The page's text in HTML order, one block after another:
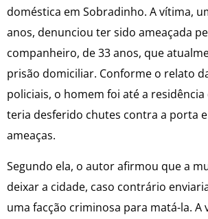
doméstica em Sobradinho. A vítima,
anos, denunciou ter sido ameaçada
companheiro, de 33 anos, que
prisão domiciliar. Conforme o relato
policiais, o homem foi até a
teria desferido chutes contra a porta
ameaças.
Segundo ela, o autor afirmou que a
deixar a cidade, caso contrário
uma facção criminosa para matá-la. A